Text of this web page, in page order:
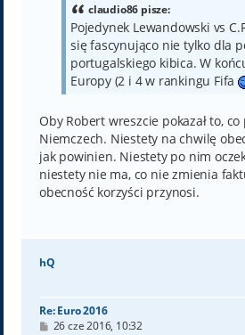
claudio86 pisze:
Pojedynek Lewandowski vs
się fascynująco nie tylko dla
portugalskiego kibica. W
Europy (2 i 4 w rankingu Fifa
Oby Robert wreszcie pokazał to,
Niemczech. Niestety na chwilę
jak powinien. Niestety po nim
niestety nie ma, co nie zmienia
obecność korzyści przynosi.
hQ
Re: Euro 2016
P26 cze 2016, 10:32